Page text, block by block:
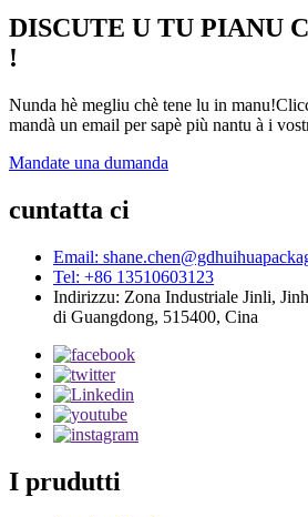
DISCUTE U TU PIANU
!
Nunda hè megliu chè tene lu in
mandà un email per sapè più nantu à i
Mandate una dumanda
cuntatta ci
Email:
Tel: +86 13510603123
Indirizzu: Zona Industriale Jinli,
di Guangdong, 515400, Cina
I prudutti